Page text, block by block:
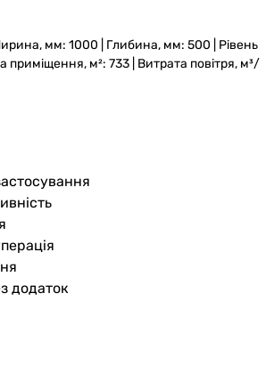
мм: 1000 | Глибина, мм: 500 | Рівень
м²: 733 | Витрата повітря, м³/
додаток